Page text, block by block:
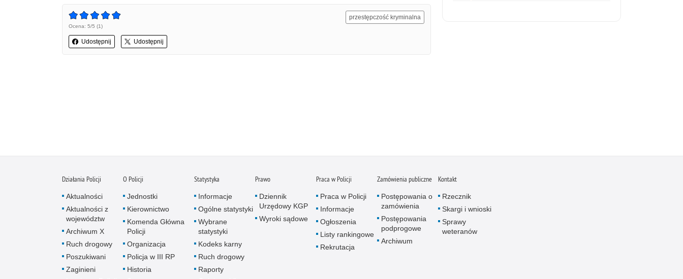
Ocena: 5/5 (1)
Udostępnij Udostępnij
przestępczość kryminalna
Nielegalny handel farmaceutykami
Nietrzeźwi kierujący
Nietrzeźwi opiekunowie
Nietrzeźwi pracownicy
Działania Policji
Aktualności
Aktualności z
województw
Archiwum X
Ruch drogowy
Poszukiwani
Zaginieni
O Policji
Jednostki
Kierownictwo
Komenda Główna
Policji
Organizacja
Policja w III RP
Historia
Statystyka
Informacje
Ogólne statystyki
Wybrane
statystyki
Kodeks karny
Ruch drogowy
Raporty
Prawo
Dziennik
Urzędowy KGP
Wyroki sądowe
Praca w Policji
Praca w Policji
Informacje
Ogłoszenia
Listy rankingowe
Rekrutacja
Zamówienia publiczne
Postępowania o
zamówienia
Postępowania
podprogowe
Archiwum
Kontakt
Rzecznik
Skargi i wnioski
Sprawy
weteranów